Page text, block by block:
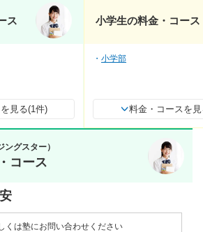
ス
見る(1件)
小学生の料金・コース
小学部
料金・コースを
グスター）
コース
くは塾にお問い合わせください